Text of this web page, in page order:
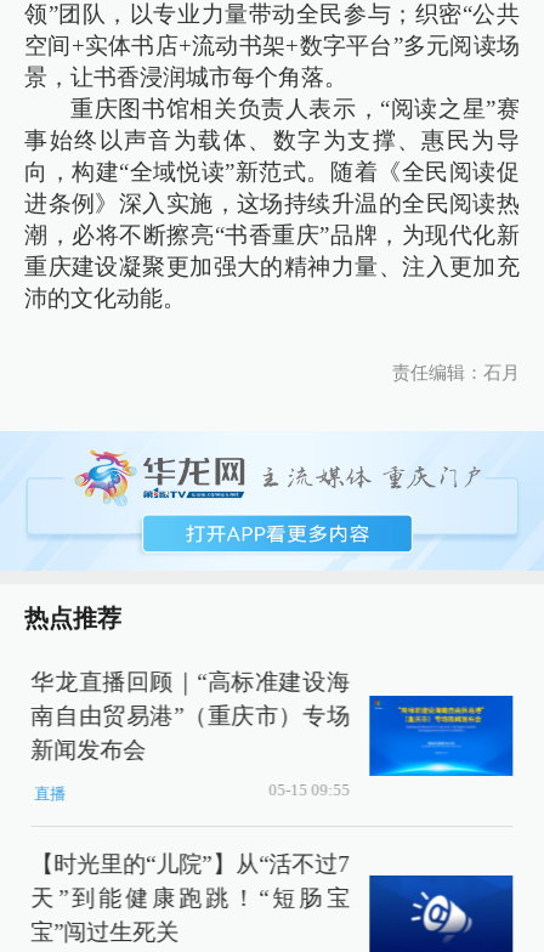
领”团队，以专业力量带动全民参与；织密“公共
空间+实体书店+流动书架+数字平台”多元阅读场
景，让书香浸润城市每个角落。
重庆图书馆相关负责人表示，“阅读之星”赛
事始终以声音为载体、数字为支撑、惠民为导
向，构建“全域悦读”新范式。随着《全民阅读促
进条例》深入实施，这场持续升温的全民阅读热
潮，必将不断擦亮“书香重庆”品牌，为现代化新
重庆建设凝聚更加强大的精神力量、注入更加充
沛的文化动能。
责任编辑：石月
热点推荐
华龙直播回顾｜“高标准建设海
南自由贸易港”（重庆市）专场
新闻发布会
直播 05-15 09:55
【时光里的“儿院”】从“活不过7
天”到能健康跑跳！“短肠宝
宝”闯过生死关